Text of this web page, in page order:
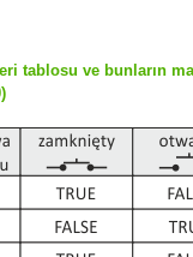
tablosu ve bunların